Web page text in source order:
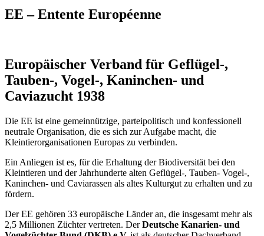
EE – Entente Européenne
Europäischer Verband für Geflügel-,
Tauben-, Vogel-, Kaninchen- und
Caviazucht 1938
Die EE ist eine gemeinnützige, parteipolitisch und konfessionell
neutrale Organisation, die es sich zur Aufgabe macht, die
Kleintierorganisationen Europas zu verbinden.
Ein Anliegen ist es, für die Erhaltung der Biodiversität bei den
Kleintieren und der Jahrhunderte alten Geflügel-, Tauben- Vogel-,
Kaninchen- und Caviarassen als altes Kulturgut zu erhalten und zu
fördern.
Der EE gehören 33 europäische Länder an, die insgesamt mehr als
2,5 Millionen Züchter vertreten. DerDeutsche Kanarien- und